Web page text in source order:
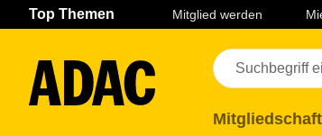
Navigation Seiteninhalt Fußzeile
Top Themen Mitglied werden
Mitgliedschaft